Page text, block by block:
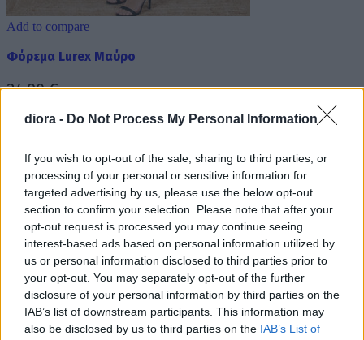
diora - Do Not Process My Personal Information
If you wish to opt-out of the sale, sharing to third parties, or
processing of your personal or sensitive information for
targeted advertising by us, please use the below opt-out
section to confirm your selection. Please note that after your
opt-out request is processed you may continue seeing
interest-based ads based on personal information utilized by
us or personal information disclosed to third parties prior to
your opt-out. You may separately opt-out of the further
disclosure of your personal information by third parties on the
IAB’s list of downstream participants. This information may
also be disclosed by us to third parties on the IAB’s List of
Add to compare
Φόρεμα Lurex Mαύρο
24.90€
ΕπιλογήΑυτό
έχει
πολλαπλές
παραλλαγές.
Οι
επιλογές
μπορούν
επιλεγούν
στη
σελίδα
του
προϊόντος